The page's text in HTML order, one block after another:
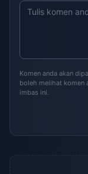
Komen anda akan
boleh melihat komen
imbas ini.